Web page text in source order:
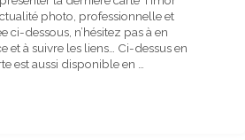
est le titre véritable d’un spectacle
travaillé, sous ma double
photo, professionnelle et
ci-dessous, n’hésitez pas à en
et à suivre les liens… Ci-dessus en
est aussi disponible en …